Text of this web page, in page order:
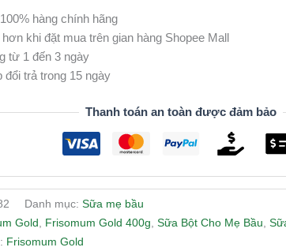
hàng chính hãng
khi đặt mua trên gian hàng Shopee Mall
từ 1 đến 3 ngày
đổi trả trong 15 ngày
Thanh toán an toàn được đảm bảo
Danh mục: Sữa mẹ bầu
Gold Frisomum Gold 400g Sữa Bột Cho Mẹ Bầu
Frisomum Gold